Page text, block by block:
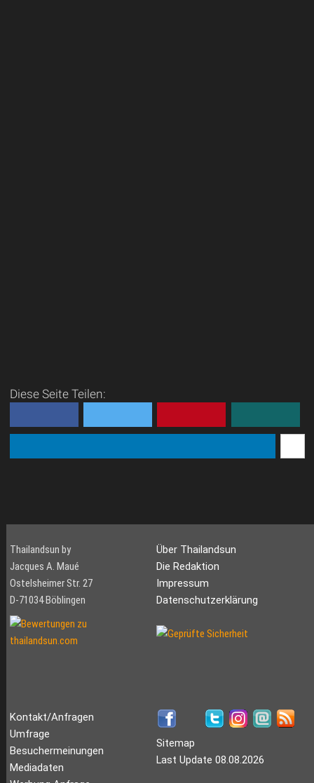
Diese Seite Teilen:
Thailandsun by
Jacques A. Maué
Ostelsheimer Str. 27
D-71034 Böblingen
Über Thailandsun
Die Redaktion
Impressum
Datenschutzerklärung
Kontakt/Anfragen
Umfrage
Besuchermeinungen
Mediadaten
Sitemap
Last Update 08.08.2026